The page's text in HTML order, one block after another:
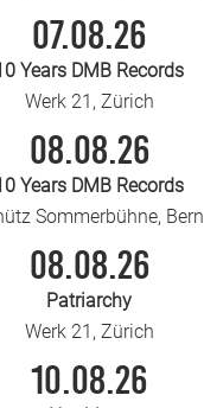
07.08.26
Years DMB Records
Werk 21, Zürich
08.08.26
Years DMB Records
Sommerbühne, Bern
08.08.26
Patriarchy
Werk 21, Zürich
10.08.26